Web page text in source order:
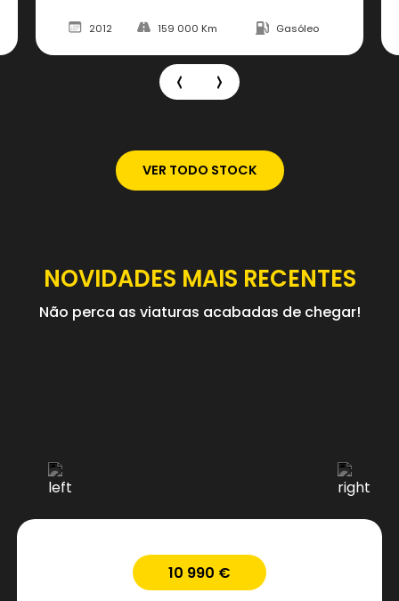
2017 190 000 Km
VER TODO STOCK
NOVIDADES MAIS RECENTES
Não perca as viaturas acabadas de chegar!
10 990 €